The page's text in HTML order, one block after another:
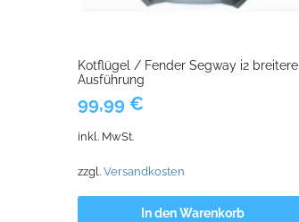
Kotflügel / Fender Segway i2 breitere
Ausführung
99,99 €
inkl. MwSt.
zzgl. Versandkosten
In den Warenkorb